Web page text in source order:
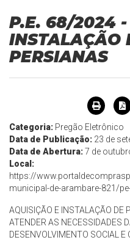
P.E. 68/2024 -
INSTALAÇÃO
PERSIANAS
Categoria: Pregão Eletrônico
Data de Publicação: 23 de
Data de Abertura:7 de
Local:
https://
municipal-de-arambare-821/
AQUISIÇÃO E INSTALAÇÃO DE
ATENDER AS NECESSIDADES
DESENVOLVIMENTO SOCIAL E